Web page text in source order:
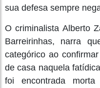
sua defesa sempre
O criminalista Alberto
Barreirinhas, narra
categórico ao
de casa naquela
foi encontrada morta